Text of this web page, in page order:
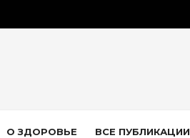
О ЗДОРОВЬЕ ВСЕ ПУБЛИКАЦИИ